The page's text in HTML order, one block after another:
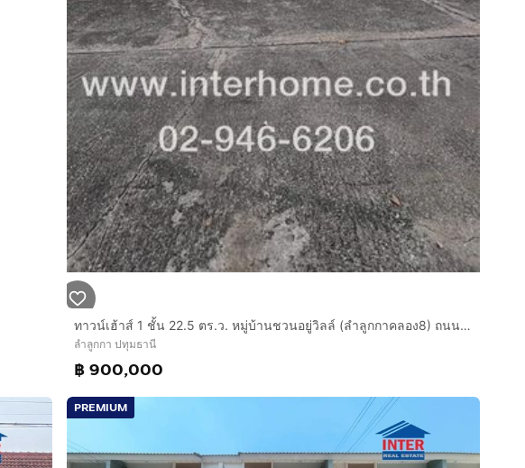
ทาวน์เฮ้าส์ 1 ชั้น 22.5 ตร.ว. หมู่บ้านชวนอยู่วิลล์ (ลำลูกกาคลอง8) ถนนลำลูกกา ถนนรังสิต-นครนายก ลำลูกกา ปทุมธานี
ลำลูกกา ปทุมธานี
฿ 900,000
PREMIUM